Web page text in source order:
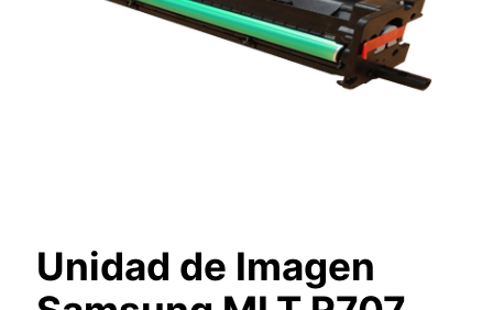
Unidad de Imagen